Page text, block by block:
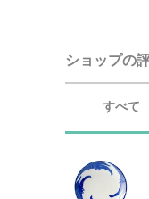
ショップの
すべて